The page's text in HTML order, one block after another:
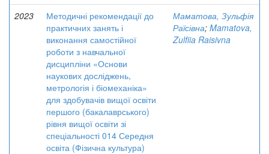
2023
Методичні рекомендації до
практичних занять і
виконання самостійної
роботи з навчальної
дисципліни «Основи
наукових досліджень,
метрологія і біомеханіка»
для здобувачів вищої освіти
першого (бакалаврського)
рівня вищої освіти зі
спеціальності 014 Середня
освіта (Фізична культура)
Маматова, Зульфія
Раїсівна; Mamatova,
Zulfiia Raisivna